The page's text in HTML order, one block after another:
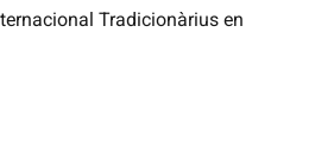
Tradicionàrius en